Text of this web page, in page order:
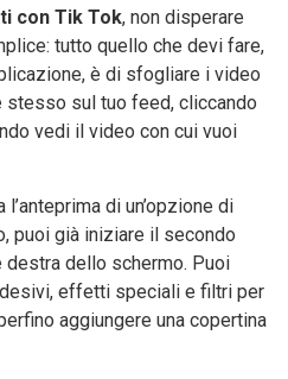
con Tik Tok, non disperare
tutto quello che devi fare,
è di sfogliare i video
stesso sul tuo feed, cliccando
vedi il video con cui vuoi
di un’opzione di
puoi già iniziare il secondo
destra dello schermo. Puoi
effetti speciali e filtri per
aggiungere una copertina